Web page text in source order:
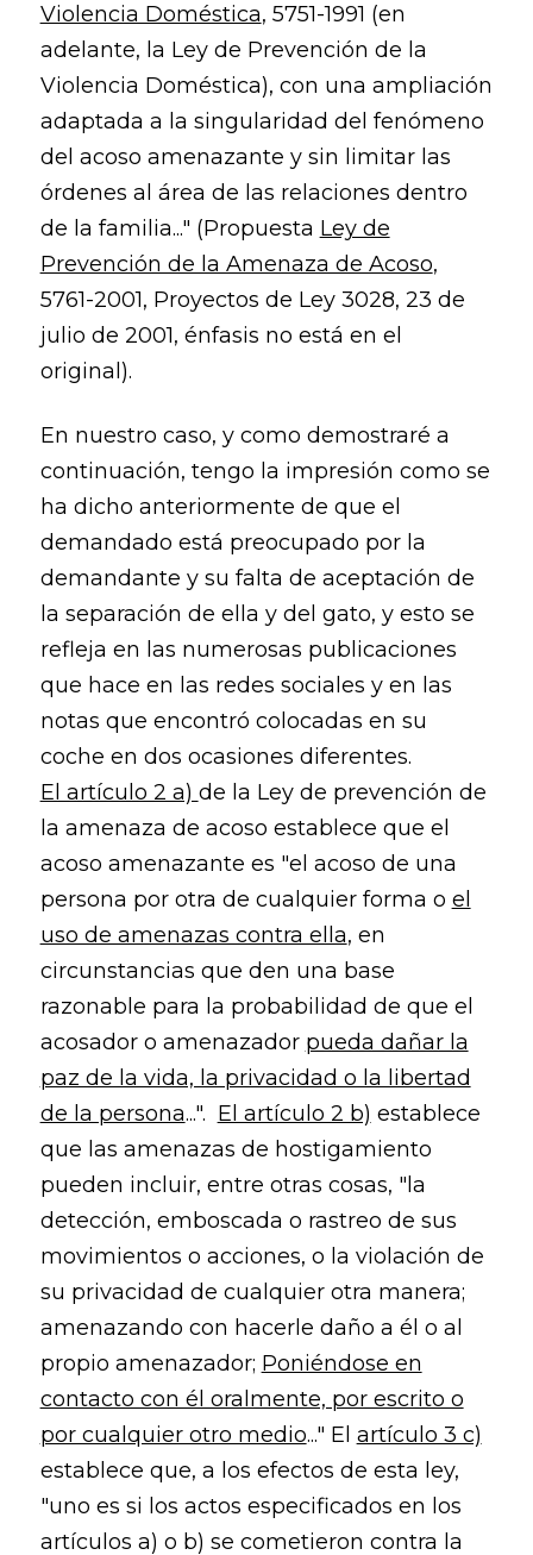
Violencia Doméstica, 5751-1991 (en
adelante, la Ley de Prevención de la
Violencia Doméstica), con una ampliación
adaptada a la singularidad del fenómeno
del acoso amenazante y sin limitar las
órdenes al área de las relaciones dentro
de la familia..." (Propuesta Ley de
Prevención de la Amenaza de Acoso,
5761-2001, Proyectos de Ley 3028, 23 de
julio de 2001, énfasis no está en el
original).
En nuestro caso, y como demostraré a
continuación, tengo la impresión como se
ha dicho anteriormente de que el
demandado está preocupado por la
demandante y su falta de aceptación de
la separación de ella y del gato, y esto se
refleja en las numerosas publicaciones
que hace en las redes sociales y en las
notas que encontró colocadas en su
coche en dos ocasiones diferentes.
El artículo 2 a) de la Ley de prevención de
la amenaza de acoso establece que el
acoso amenazante es "el acoso de una
persona por otra de cualquier forma o el
uso de amenazas contra ella, en
circunstancias que den una base
razonable para la probabilidad de que el
acosador o amenazador pueda dañar la
paz de la vida, la privacidad o la libertad
de la persona...". El artículo 2 b) establece
que las amenazas de hostigamiento
pueden incluir, entre otras cosas, "la
detección, emboscada o rastreo de sus
movimientos o acciones, o la violación de
su privacidad de cualquier otra manera;
amenazando con hacerle daño a él o al
propio amenazador; Poniéndose en
contacto con él oralmente, por escrito o
por cualquier otro medio..." El artículo 3 c)
establece que, a los efectos de esta ley,
"uno es si los actos especificados en los
artículos a) o b) se cometieron contra la